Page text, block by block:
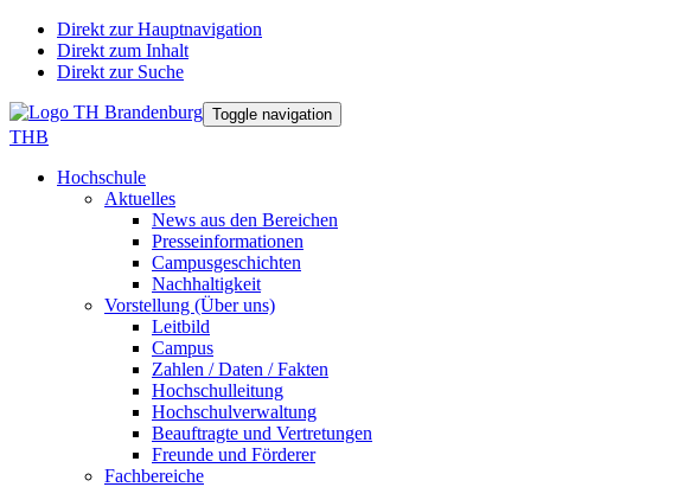
Direkt zur Hauptnavigation
Direkt zum Inhalt
Direkt zur Suche
Toggle navigation
THB
Hochschule
Aktuelles
News aus den Bereichen
Presseinformationen
Campusgeschichten
Nachhaltigkeit
Vorstellung (Über uns)
Leitbild
Campus
Zahlen / Daten / Fakten
Hochschulleitung
Hochschulverwaltung
Beauftragte und Vertretungen
Freunde und Förderer
Fachbereiche